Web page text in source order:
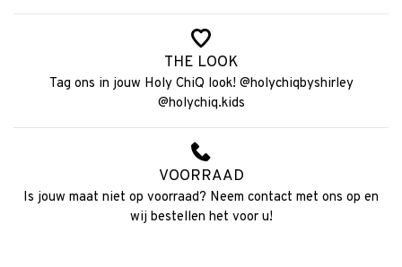
THE LOOK
Tag ons in jouw Holy ChiQ look! @holychiqbyshirley
@holychiq.kids
VOORRAAD
Is jouw maat niet op voorraad? Neem contact met ons op en
wij bestellen het voor u!